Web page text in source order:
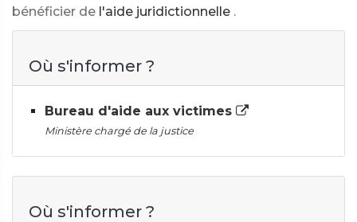
bénéficier de l'aide juridictionnelle .
Où s'informer ?
Bureau d'aide aux victimes
Ministère chargé de la justice
Où s'informer ?